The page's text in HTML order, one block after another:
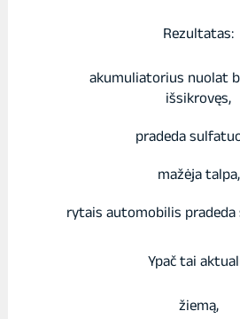
Rezultatas:
akumuliatorius nuolat
išsikrovęs,
pradeda
mažėja talpa,
rytais automobilis pradeda
Ypač tai
žiemą,